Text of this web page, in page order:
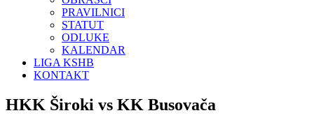
PRAVILNICI
STATUT
ODLUKE
KALENDAR
LIGA KSHB
KONTAKT
HKK Široki vs KK Busovača